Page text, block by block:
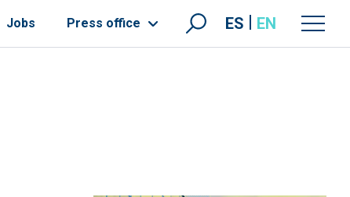
Jobs Press office ES EN